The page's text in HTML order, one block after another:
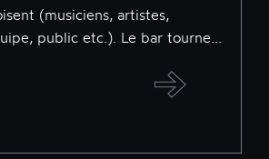
(musiciens, artistes,
public etc.). Le bar tourne...